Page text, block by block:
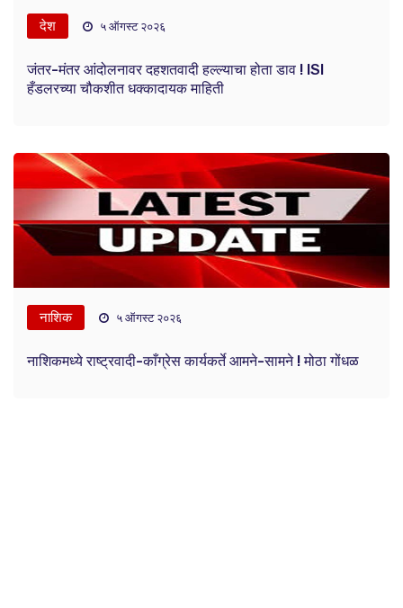
देश ५ ऑगस्ट २०२६
जंतर-मंतर आंदोलनावर दहशतवादी हल्ल्याचा होता डाव ! ISI
हँडलरच्या चौकशीत धक्कादायक माहिती
नाशिक ५ ऑगस्ट २०२६
नाशिकमध्ये राष्ट्रवादी-काँग्रेस कार्यकर्ते आमने-सामने ! मोठा गोंधळ